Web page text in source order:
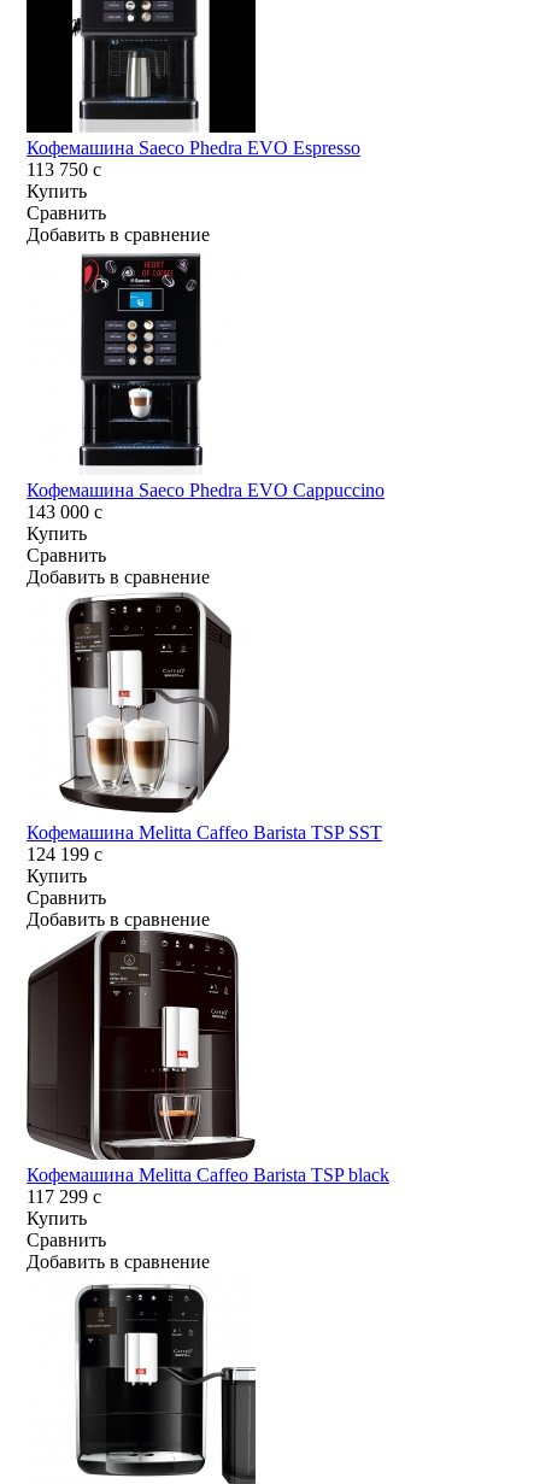
Кофемашина Saeco Phedra EVO Espresso
113 750c
Купить
Сравнить
Добавить в сравнение
Кофемашина Saeco Phedra EVO Cappuccino
143 000c
Купить
Сравнить
Добавить в сравнение
Кофемашина Melitta Caffeo Barista TSP SST
124 199c
Купить
Сравнить
Добавить в сравнение
Кофемашина Melitta Caffeo Barista TSP black
117 299c
Купить
Сравнить
Добавить в сравнение